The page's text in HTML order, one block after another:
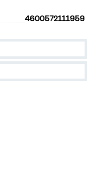
4600572111959